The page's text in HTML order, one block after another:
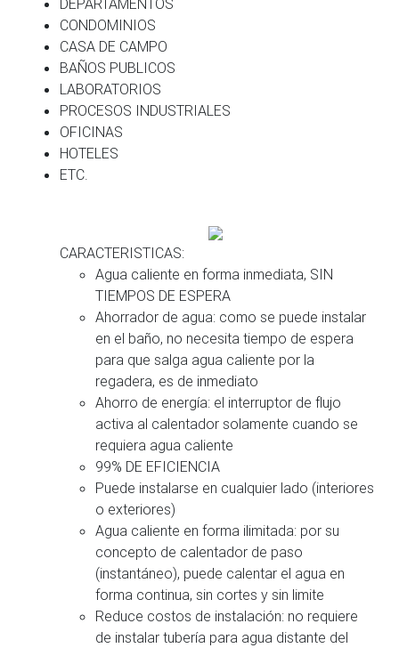
CONDOMINIOS
CASA DE CAMPO
BAÑOS PUBLICOS
LABORATORIOS
PROCESOS INDUSTRIALES
OFICINAS
HOTELES
ETC.
CARACTERISTICAS:
Agua caliente en forma inmediata, SIN
TIEMPOS DE ESPERA
Ahorrador de agua: como se puede instalar
en el baño, no necesita tiempo de espera
para que salga agua caliente por la
regadera, es de inmediato
Ahorro de energía: el interruptor de flujo
activa al calentador solamente cuando se
requiera agua caliente
99% DE EFICIENCIA
Puede instalarse en cualquier lado (interiores
o exteriores)
Agua caliente en forma ilimitada: por su
concepto de calentador de paso
(instantáneo), puede calentar el agua en
forma continua, sin cortes y sin limite
Reduce costos de instalación: no requiere
de instalar tubería para agua distante del